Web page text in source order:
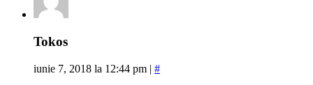
Tokos
iunie 7, 2018 la 12:44 pm | #